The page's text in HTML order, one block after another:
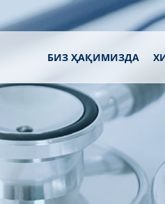
БИЗ ҲАҚИМИЗДА